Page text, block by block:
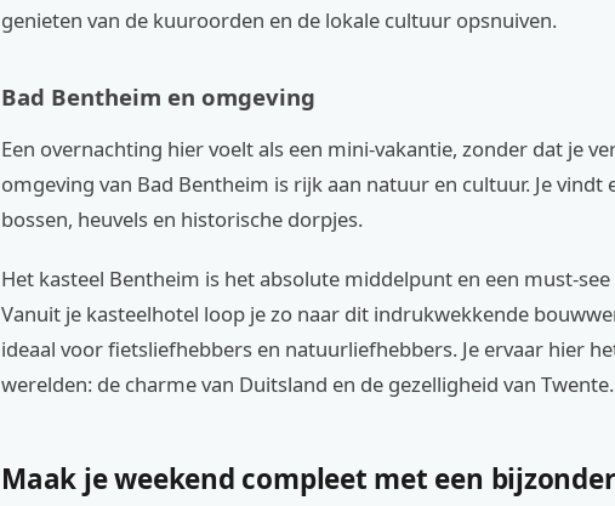
genieten van de kuuroorden en de lokale cultuur opsnuiven.
Bad Bentheim en omgeving
Een overnachting hier voelt als een mini-vakantie, zonder dat je
omgeving van Bad Bentheim is rijk aan natuur en cultuur. Je vindt
bossen, heuvels en historische dorpjes.
Het kasteel Bentheim is het absolute middelpunt en een must-
Vanuit je kasteelhotel loop je zo naar dit indrukwekkende
ideaal voor fietsliefhebbers en natuurliefhebbers. Je ervaar hier
werelden: de charme van Duitsland en de gezelligheid van Twente.
Maak je weekend compleet met een